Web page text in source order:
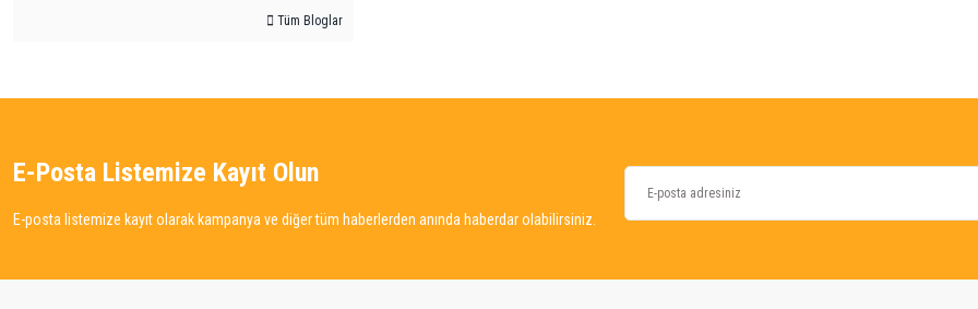
Tüm Bloglar
E-Posta Listemize Kayıt Olun
E-posta listemize kayıt olarak kampanya ve diğer tüm haberlerden anında haberdar olabilirsiniz.